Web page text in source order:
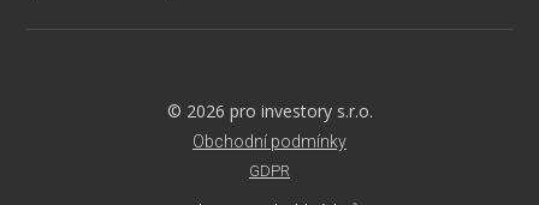
© 2026 pro investory s.r.o.
Obchodní podmínky
GDPR